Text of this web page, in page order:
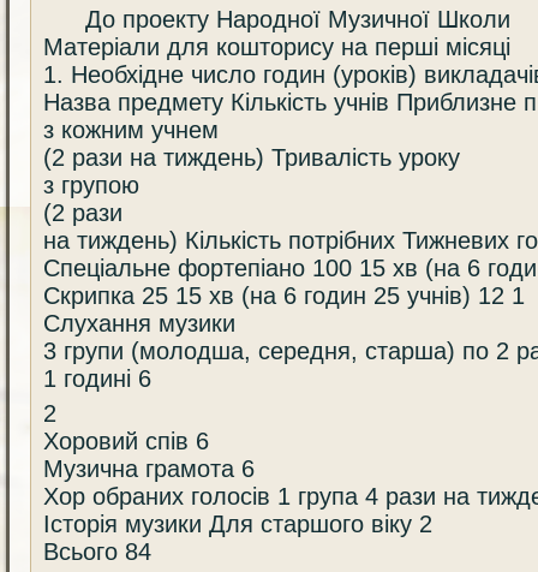
До проекту Народної Музичної Школи
Матеріали для кошторису на перші місяці
1. Необхідне число годин (уроків)
Назва предмету Кількість учнів Приблизне
з кожним учнем
(2 рази на тиждень) Тривалість уроку
з групою
(2 рази
на тиждень) Кількість потрібних Тижневих
Спеціальне фортепіано 100 15 хв (на 6
Скрипка 25 15 хв (на 6 годин 25 учнів) 12 1
Слухання музики
3 групи (молодша, середня, старша) по 2
1 годині 6
2
Хоровий спів 6
Музична грамота 6
Хор обраних голосів 1 група 4 рази на
Історія музики Для старшого віку 2
Всього 84